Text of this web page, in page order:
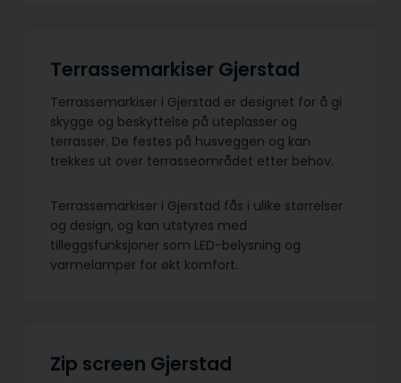
Terrassemarkiser Gjerstad
Terrassemarkiser i Gjerstad er designet for å gi
skygge og beskyttelse på uteplasser og
terrasser. De festes på husveggen og kan
trekkes ut over terrasseområdet etter behov.
Terrassemarkiser i Gjerstad fås i ulike størrelser
og design, og kan utstyres med
tilleggsfunksjoner som LED-belysning og
varmelamper for økt komfort.
Zip screen Gjerstad